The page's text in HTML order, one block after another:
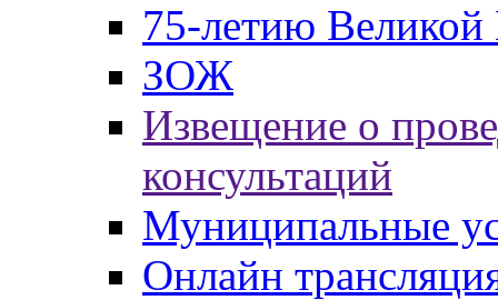
75-летию
ЗОЖ
Извещение о
консультаций
Муниципальные
Онлайн